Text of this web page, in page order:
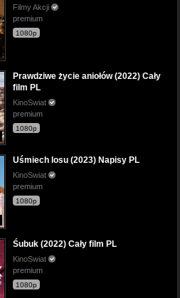
Filmy Akcji
premium
1080p
Prawdziwe życie aniołów (2022) Cały
film PL
KinoSwiat
premium
1080p
Uśmiech losu (2023) Napisy PL
KinoSwiat
premium
1080p
Śubuk (2022) Cały film PL
KinoSwiat
premium
1080p